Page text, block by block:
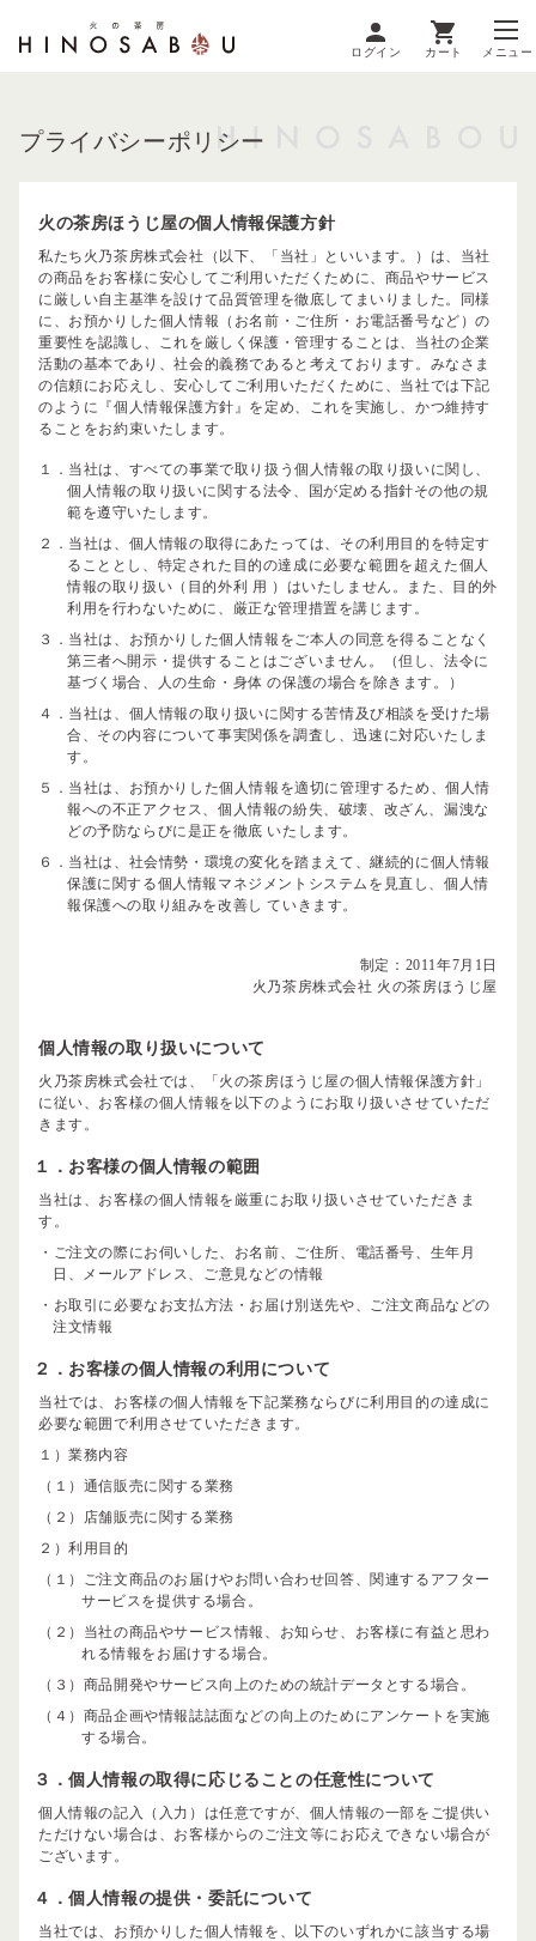
ログイン カート メニュー
プライバシーポリシー
火の茶房ほうじ屋の個人情報保護方針
私たち火乃茶房株式会社（以下、「当社」といいます。）は、当社
の商品をお客様に安心してご利用いただくために、商品やサービス
に厳しい自主基準を設けて品質管理を徹底してまいりました。同様
に、お預かりした個人情報（お名前・ご住所・お電話番号など）の
重要性を認識し、これを厳しく保護・管理することは、当社の企業
活動の基本であり、社会的義務であると考えております。みなさま
の信頼にお応えし、安心してご利用いただくために、当社では下記
のように『個人情報保護方針』を定め、これを実施し、かつ維持す
ることをお約束いたします。
１．当社は、すべての事業で取り扱う個人情報の取り扱いに関し、
個人情報の取り扱いに関する法令、国が定める指針その他の規
範を遵守いたします。
２．当社は、個人情報の取得にあたっては、その利用目的を特定す
ることとし、特定された目的の達成に必要な範囲を超えた個人
情報の取り扱い（目的外利 用 ）はいたしません。また、目的外
利用を行わないために、厳正な管理措置を講じます。
３．当社は、お預かりした個人情報をご本人の同意を得ることなく
第三者へ開示・提供することはございません。（但し、法令に
基づく場合、人の生命・身体 の保護の場合を除きます。）
４．当社は、個人情報の取り扱いに関する苦情及び相談を受けた場
合、その内容について事実関係を調査し、迅速に対応いたしま
す。
５．当社は、お預かりした個人情報を適切に管理するため、個人情
報への不正アクセス、個人情報の紛失、破壊、改ざん、漏洩な
どの予防ならびに是正を徹底 いたします。
６．当社は、社会情勢・環境の変化を踏まえて、継続的に個人情報
保護に関する個人情報マネジメントシステムを見直し、個人情
報保護への取り組みを改善し ていきます。
制定：2011年7月1日
火乃茶房株式会社 火の茶房ほうじ屋
個人情報の取り扱いについて
火乃茶房株式会社では、「火の茶房ほうじ屋の個人情報保護方針」
に従い、お客様の個人情報を以下のようにお取り扱いさせていただ
きます。
１．お客様の個人情報の範囲
当社は、お客様の個人情報を厳重にお取り扱いさせていただきま
す。
・ご注文の際にお伺いした、お名前、ご住所、電話番号、生年月
日、メールアドレス、ご意見などの情報
・お取引に必要なお支払方法・お届け別送先や、ご注文商品などの
注文情報
２．お客様の個人情報の利用について
当社では、お客様の個人情報を下記業務ならびに利用目的の達成に
必要な範囲で利用させていただきます。
１）業務内容
（１）通信販売に関する業務
（２）店舗販売に関する業務
２）利用目的
（１）ご注文商品のお届けやお問い合わせ回答、関連するアフター
サービスを提供する場合。
（２）当社の商品やサービス情報、お知らせ、お客様に有益と思わ
れる情報をお届けする場合。
（３）商品開発やサービス向上のための統計データとする場合。
（４）商品企画や情報誌誌面などの向上のためにアンケートを実施
する場合。
３．個人情報の取得に応じることの任意性について
個人情報の記入（入力）は任意ですが、個人情報の一部をご提供い
ただけない場合は、お客様からのご注文等にお応えできない場合が
ございます。
４．個人情報の提供・委託について
当社では、お預かりした個人情報を、以下のいずれかに該当する場